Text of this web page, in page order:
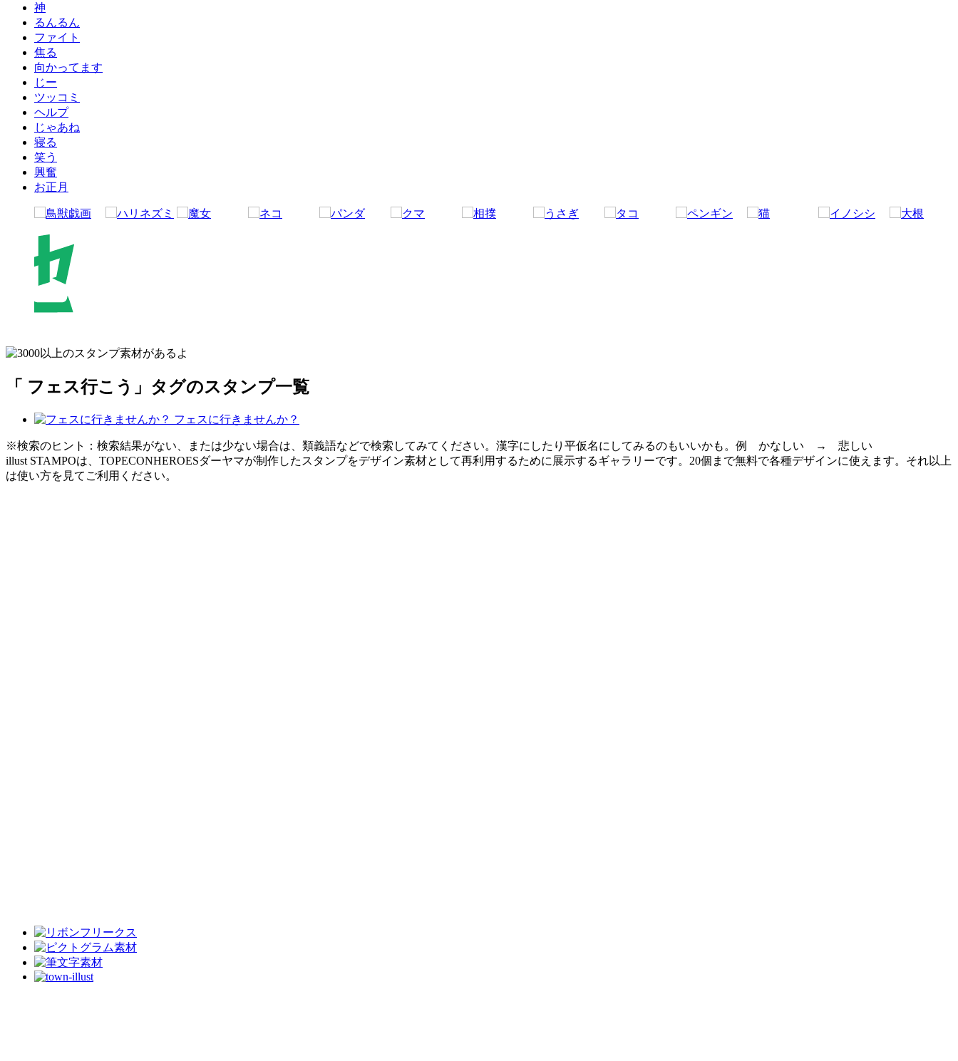
神
るんるん
ファイト
焦る
向かってます
じー
ツッコミ
ヘルプ
じゃあね
寝る
笑う
興奮
お正月
「 フェス行こう」タグのスタンプ一覧
フェスに行きませんか？
※検索のヒント：検索結果がない、または少ない場合は、類義語などで検索してみてください。漢字にしたり平仮名にしてみるのもいいかも。例 かなしい → 悲しい
illust STAMPOは、TOPECONHEROESダーヤマが制作したスタンプをデザイン素材として再利用するために展示するギャラリーです。20個まで無料で各種デザインに使えます。それ以上
は使い方を見てご利用ください。